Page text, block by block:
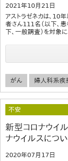
2021年10月21日
アストラゼネカは、10
者さん111名（以下、
下、一般調査）を対象
がん 婦人科系疾
不安
新型コロナウイ
ナウイルスにつ
2020年07月17日